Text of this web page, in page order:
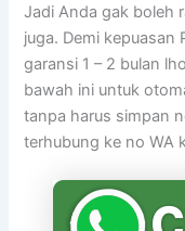
Jadi Anda gak boleh
juga. Demi kepuasan
garansi 1 – 2 bulan
bawah ini untuk
tanpa harus simpan
terhubung ke no WA